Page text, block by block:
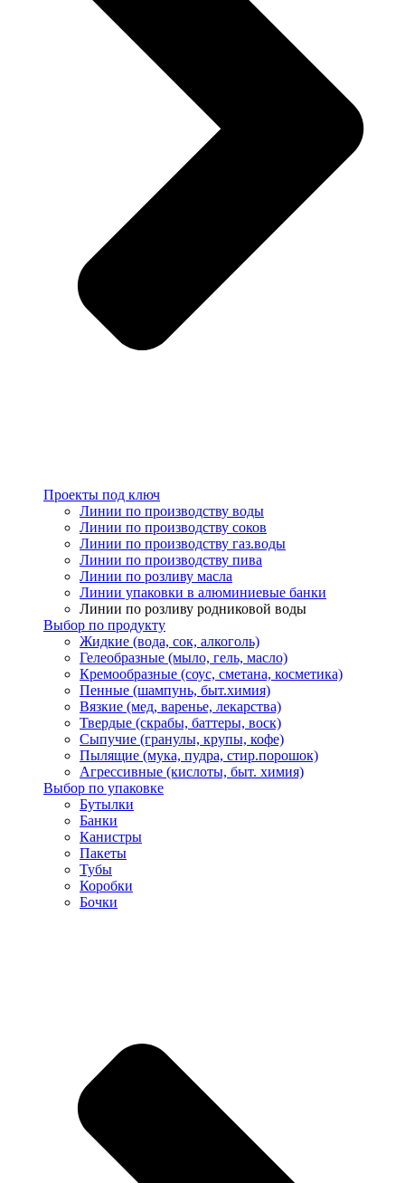
Проекты под ключ
Линии по производству воды
Линии по производству соков
Линии по производству газ.воды
Линии по производству пива
Линии по розливу масла
Линии упаковки в алюминиевые банки
Линии по розливу родниковой воды
Выбор по продукту
Жидкие (вода, сок, алкоголь)
Гелеобразные (мыло, гель, масло)
Кремообразные (соус, сметана, косметика)
Пенные (шампунь, быт.химия)
Вязкие (мед, варенье, лекарства)
Твердые (скрабы, баттеры, воск)
Сыпучие (гранулы, крупы, кофе)
Пылящие (мука, пудра, стир.порошок)
Агрессивные (кислоты, быт. химия)
Выбор по упаковке
Бутылки
Банки
Канистры
Пакеты
Тубы
Коробки
Бочки